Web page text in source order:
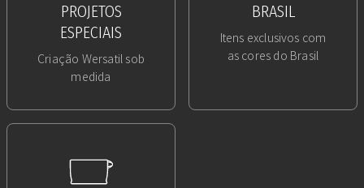
PROJETOS
ESPECIAIS
Criação Wersatil sob
medida
BRASIL
Itens exclusivos com
as cores do Brasil